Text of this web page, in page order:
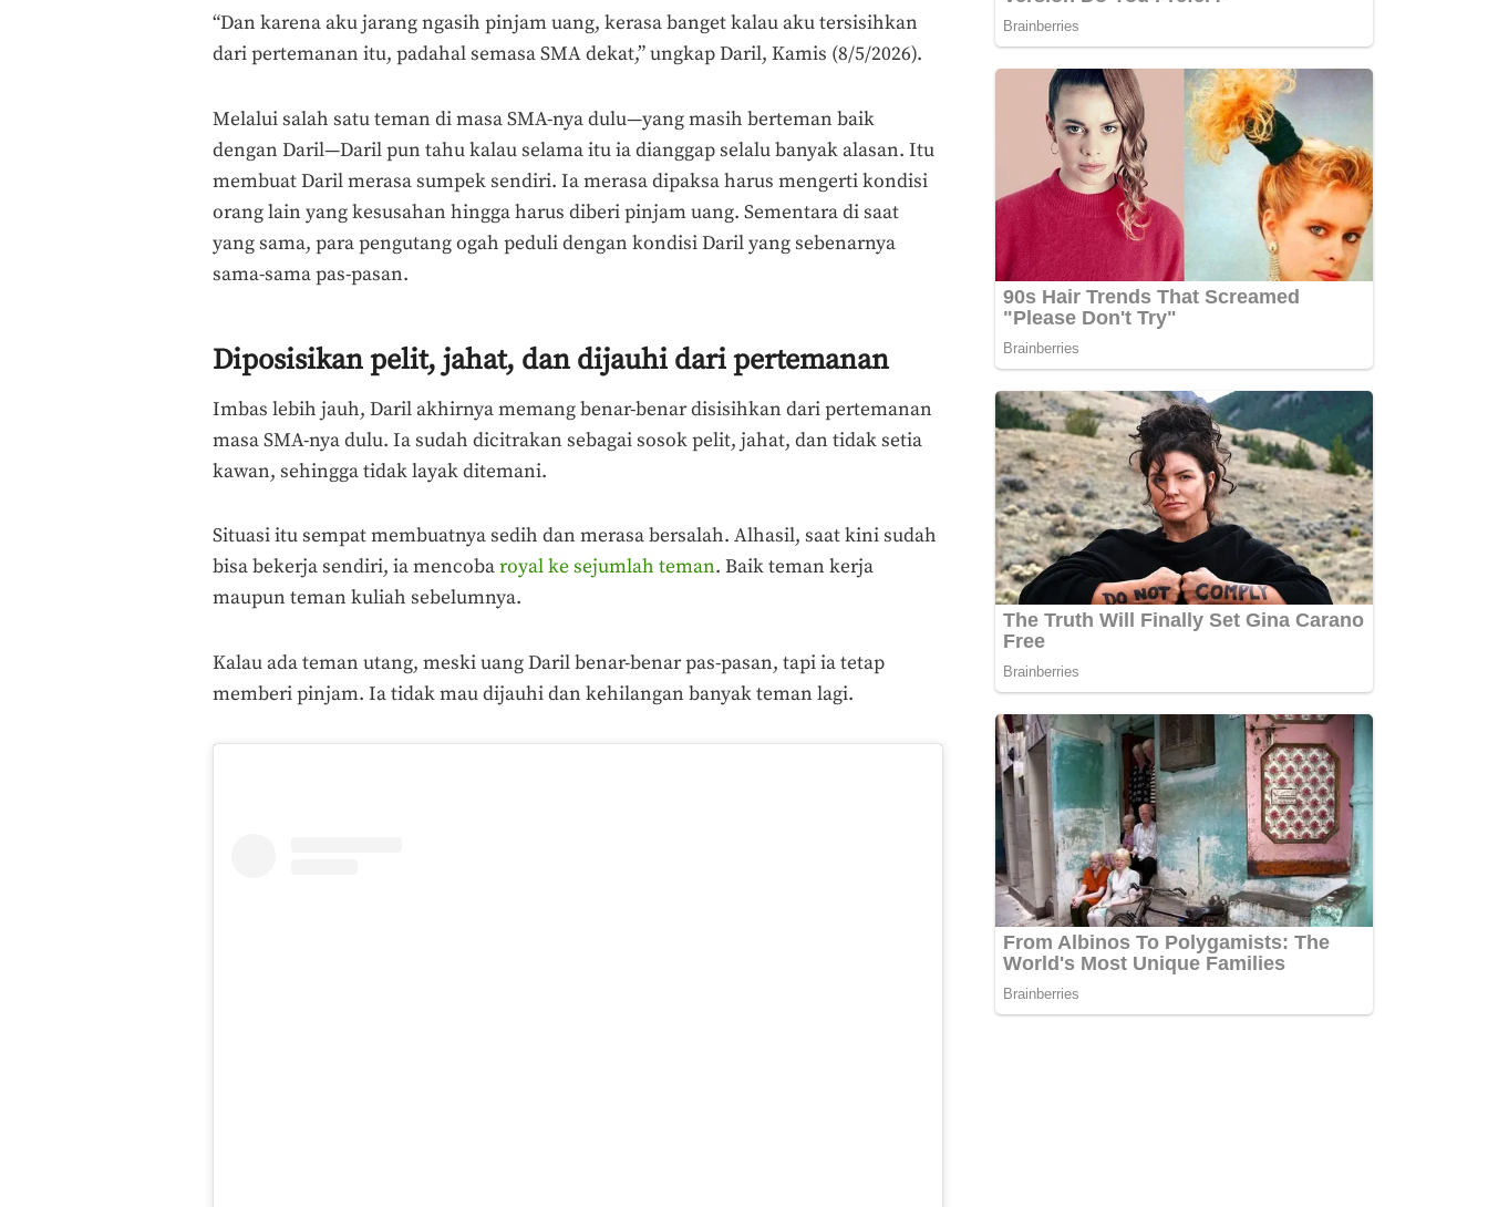
“Dan karena aku jarang ngasih pinjam uang, kerasa banget kalau aku tersisihkan
dari pertemanan itu, padahal semasa SMA dekat,” ungkap Daril, Kamis (8/5/2026).
Melalui salah satu teman di masa SMA-nya dulu—yang masih berteman baik
dengan Daril—Daril pun tahu kalau selama itu ia dianggap selalu banyak alasan. Itu
membuat Daril merasa sumpek sendiri. Ia merasa dipaksa harus mengerti kondisi
orang lain yang kesusahan hingga harus diberi pinjam uang. Sementara di saat
yang sama, para pengutang ogah peduli dengan kondisi Daril yang sebenarnya
sama-sama pas-pasan.
Diposisikan pelit, jahat, dan dijauhi dari pertemanan
Imbas lebih jauh, Daril akhirnya memang benar-benar disisihkan dari pertemanan
masa SMA-nya dulu. Ia sudah dicitrakan sebagai sosok pelit, jahat, dan tidak setia
kawan, sehingga tidak layak ditemani.
Situasi itu sempat membuatnya sedih dan merasa bersalah. Alhasil, saat kini sudah
bisa bekerja sendiri, ia mencobaroyal ke sejumlah teman. Baik teman kerja
maupun teman kuliah sebelumnya.
Kalau ada teman utang, meski uang Daril benar-benar pas-pasan, tapi ia tetap
memberi pinjam. Ia tidak mau dijauhi dan kehilangan banyak teman lagi.